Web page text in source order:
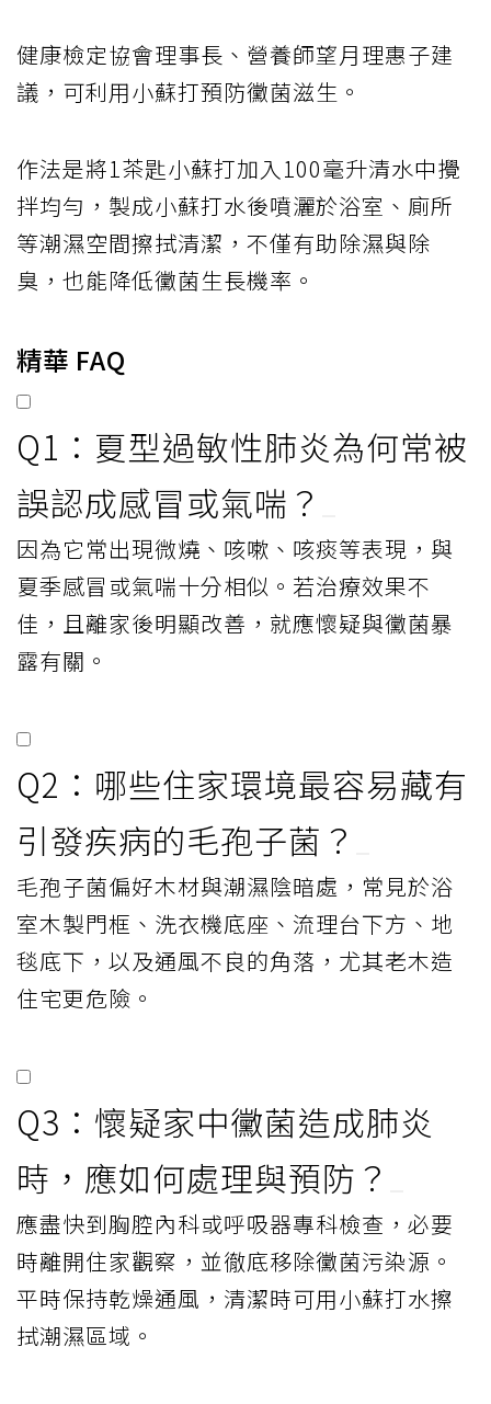
健康檢定協會理事長、營養師望月理惠子建
議，可利用小蘇打預防黴菌滋生。
作法是將1茶匙小蘇打加入100毫升清水中攪
拌均勻，製成小蘇打水後噴灑於浴室、廁所
等潮濕空間擦拭清潔，不僅有助除濕與除
臭，也能降低黴菌生長機率。
精華 FAQ
Q1：夏型過敏性肺炎為何常被
誤認成感冒或氣喘？
因為它常出現微燒、咳嗽、咳痰等表現，與
夏季感冒或氣喘十分相似。若治療效果不
佳，且離家後明顯改善，就應懷疑與黴菌暴
露有關。
Q2：哪些住家環境最容易藏有
引發疾病的毛孢子菌？
毛孢子菌偏好木材與潮濕陰暗處，常見於浴
室木製門框、洗衣機底座、流理台下方、地
毯底下，以及通風不良的角落，尤其老木造
住宅更危險。
Q3：懷疑家中黴菌造成肺炎
時，應如何處理與預防？
應盡快到胸腔內科或呼吸器專科檢查，必要
時離開住家觀察，並徹底移除黴菌污染源。
平時保持乾燥通風，清潔時可用小蘇打水擦
拭潮濕區域。